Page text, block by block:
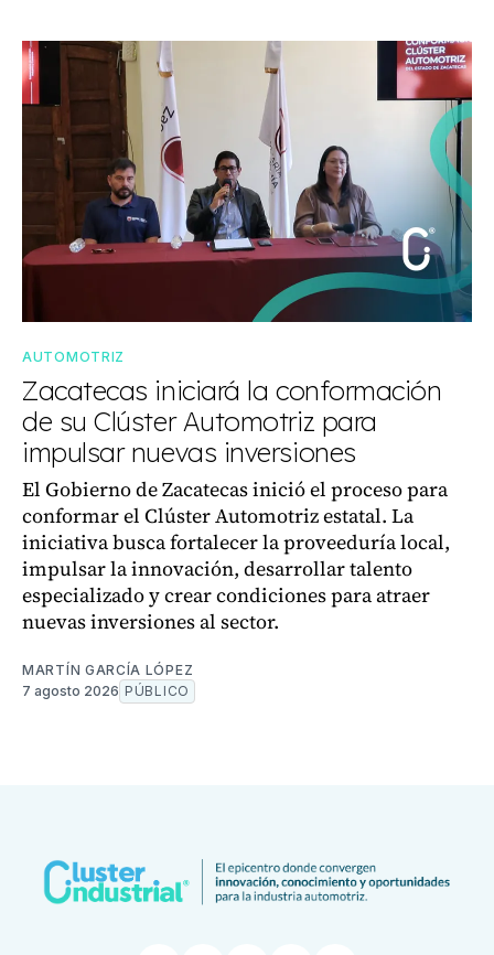
AUTOMOTRIZ
Zacatecas iniciará la conformación
de su Clúster Automotriz para
impulsar nuevas inversiones
El Gobierno de Zacatecas inició el proceso para
conformar el Clúster Automotriz estatal. La
iniciativa busca fortalecer la proveeduría local,
impulsar la innovación, desarrollar talento
especializado y crear condiciones para atraer
nuevas inversiones al sector.
MARTÍN GARCÍA LÓPEZ
7 agosto 2026 PÚBLICO